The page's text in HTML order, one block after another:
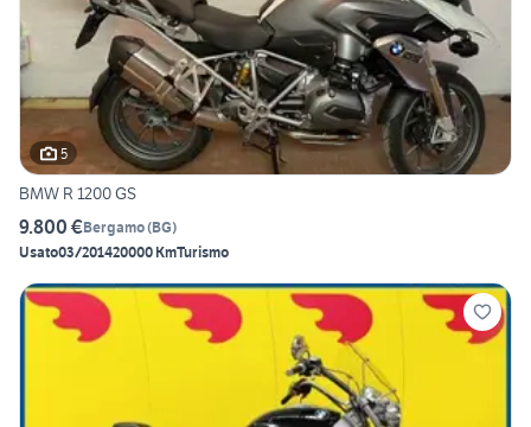
5
BMW R 1200 GS
9.800 €Bergamo(BG)
Usato03/201420000 KmTurismo